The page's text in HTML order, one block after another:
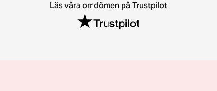
Läs våra omdömen på Trustpilot